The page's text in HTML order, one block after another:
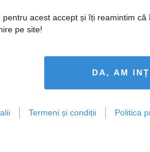
pentru acest accept și îți reamintim
pe site!
DA, AM
Termeni și condiții Politica